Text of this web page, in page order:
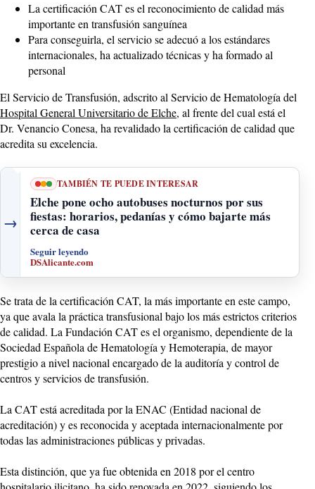
La certificación CAT es el reconocimiento de calidad más
importante en transfusión sanguínea
Para conseguirla, el servicio se adecuó a los estándares
internacionales, ha actualizado técnicas y ha formado al
personal
El Servicio de Transfusión, adscrito al Servicio de Hematología del
Hospital General Universitario de Elche, al frente del cual está el
Dr. Venancio Conesa, ha revalidado la certificación de calidad que
acredita su excelencia.
→
TAMBIÉN TE PUEDE INTERESAR
Elche pone ocho autobuses nocturnos por sus
fiestas: horarios, pedanías y cómo bajarte más
cerca de casa
Seguir leyendo
DSAlicante.com
Se trata de la certificación CAT, la más importante en este campo,
ya que avala la práctica transfusional bajo los más estrictos criterios
de calidad. La Fundación CAT es el organismo, dependiente de la
Sociedad Española de Hematología y Hemoterapia, de mayor
prestigio a nivel nacional encargado de la auditoría y control de
centros y servicios de transfusión.
La CAT está acreditada por la ENAC (Entidad nacional de
acreditación) y es reconocida y aceptada internacionalmente por
todas las administraciones públicas y privadas.
Esta distinción, que ya fue obtenida en 2018 por el centro